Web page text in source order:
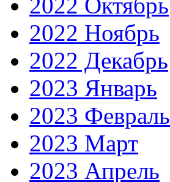
2022 Ноябрь
2022 Декабрь
2023 Январь
2023 Февраль
2023 Март
2023 Апрель